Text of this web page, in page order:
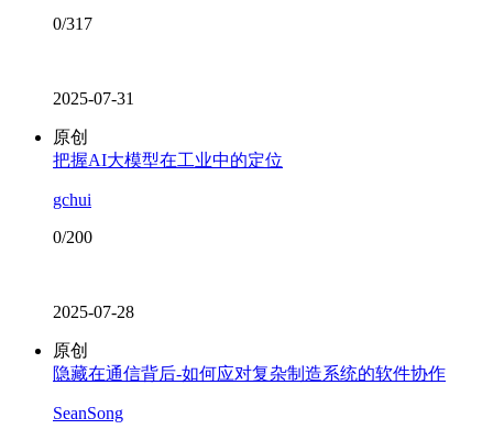
0/317
2025-07-31
原创
把握AI大模型在工业中的定位
gchui
0/200
2025-07-28
原创
隐藏在通信背后-如何应对复杂制造系统的软件协作
SeanSong